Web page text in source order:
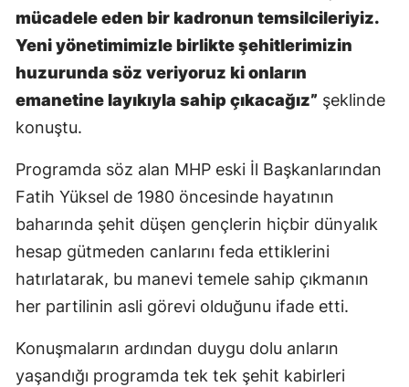
mücadele eden bir kadronun temsilcileriyiz.
Yeni yönetimimizle birlikte şehitlerimizin
huzurunda söz veriyoruz ki onların
emanetine layıkıyla sahip çıkacağız” şeklinde
konuştu.
Programda söz alan MHP eski İl Başkanlarından
Fatih Yüksel de 1980 öncesinde hayatının
baharında şehit düşen gençlerin hiçbir dünyalık
hesap gütmeden canlarını feda ettiklerini
hatırlatarak, bu manevi temele sahip çıkmanın
her partilinin asli görevi olduğunu ifade etti.
Konuşmaların ardından duygu dolu anların
yaşandığı programda tek tek şehit kabirleri